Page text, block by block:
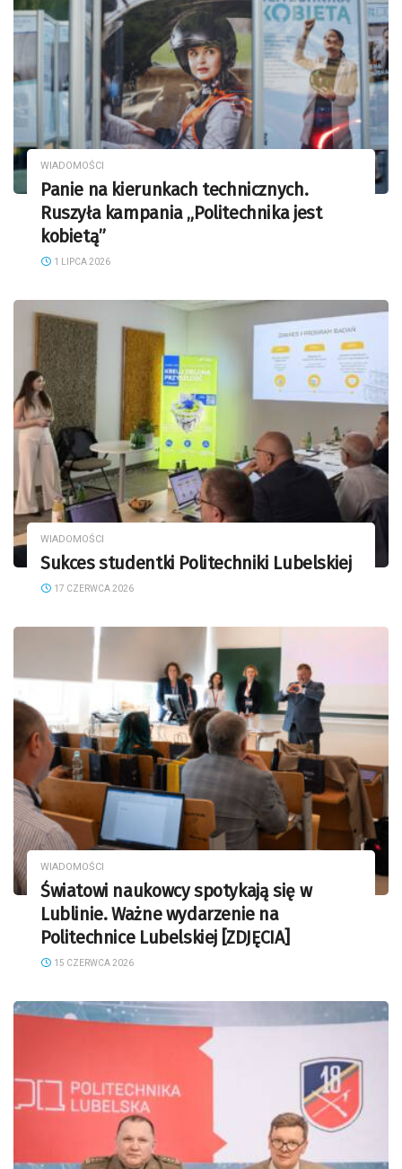
WIADOMOŚCI
Panie na kierunkach technicznych.
Ruszyła kampania „Politechnika jest
kobietą”
1 LIPCA 2026
WIADOMOŚCI
Sukces studentki Politechniki Lubelskiej
17 CZERWCA 2026
WIADOMOŚCI
Światowi naukowcy spotykają się w
Lublinie. Ważne wydarzenie na
Politechnice Lubelskiej [ZDJĘCIA]
15 CZERWCA 2026